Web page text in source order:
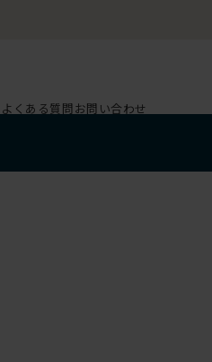
よくある質問お問い合わせ